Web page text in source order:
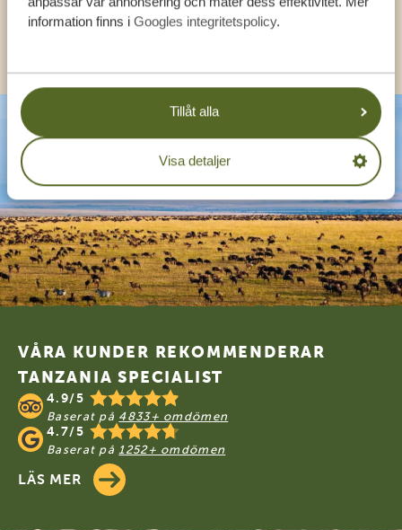
information finns i Googles integritetspolicy.
Tillåt alla
Visa detaljer
Footer
VÅRA KUNDER REKOMMENDERAR
TANZANIA SPECIALIST
4.9/5
Baserat på 4833+ omdömen
4.7/5
Baserat på 1252+ omdömen
LÄS MER